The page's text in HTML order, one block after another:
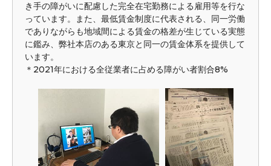
き手の障がいに配慮した完全在宅勤務による雇用等を行な
っています。また、最低賃金制度に代表される、同一労働
でありながらも地域間による賃金の格差が生じている実態
に鑑み、弊社本店のある東京と同一の賃金体系を提供して
います。
＊2021年における全従業者に占める障がい者割合8%